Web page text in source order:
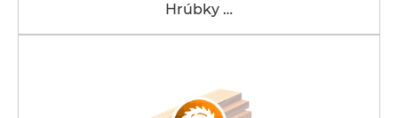
Hrúbky …